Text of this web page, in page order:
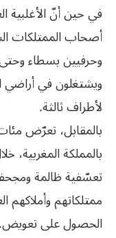
في حين أنّ الأغلبية
أصحاب الممتلكات
وحرفيين بسطاء
ويشتغلون في أراضي
لأطراف ثالثة.
بالمقابل، تعرّض
بالمملكة المغربية،
تعسّفية ظالمة
ممتلكاتهم وأملاكهم
الحصول على تعويض.